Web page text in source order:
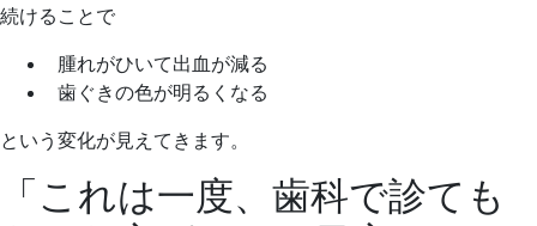
続けることで
腫れがひいて出血が減る
歯ぐきの色が明るくなる
という変化が見えてきます。
「これは一度、歯科で診ても